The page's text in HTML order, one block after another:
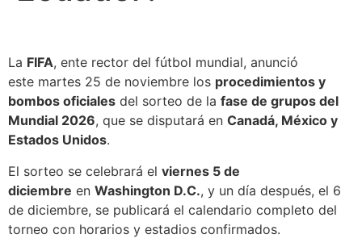
La FIFA, ente rector del fútbol mundial, anunció
este martes 25 de noviembre los procedimientos y
bombos oficiales del sorteo de la fase de grupos del
Mundial 2026, que se disputará en Canadá, México y
Estados Unidos.
El sorteo se celebrará el viernes 5 de
diciembre en Washington D.C., y un día después, el 6
de diciembre, se publicará el calendario completo del
torneo con horarios y estadios confirmados.